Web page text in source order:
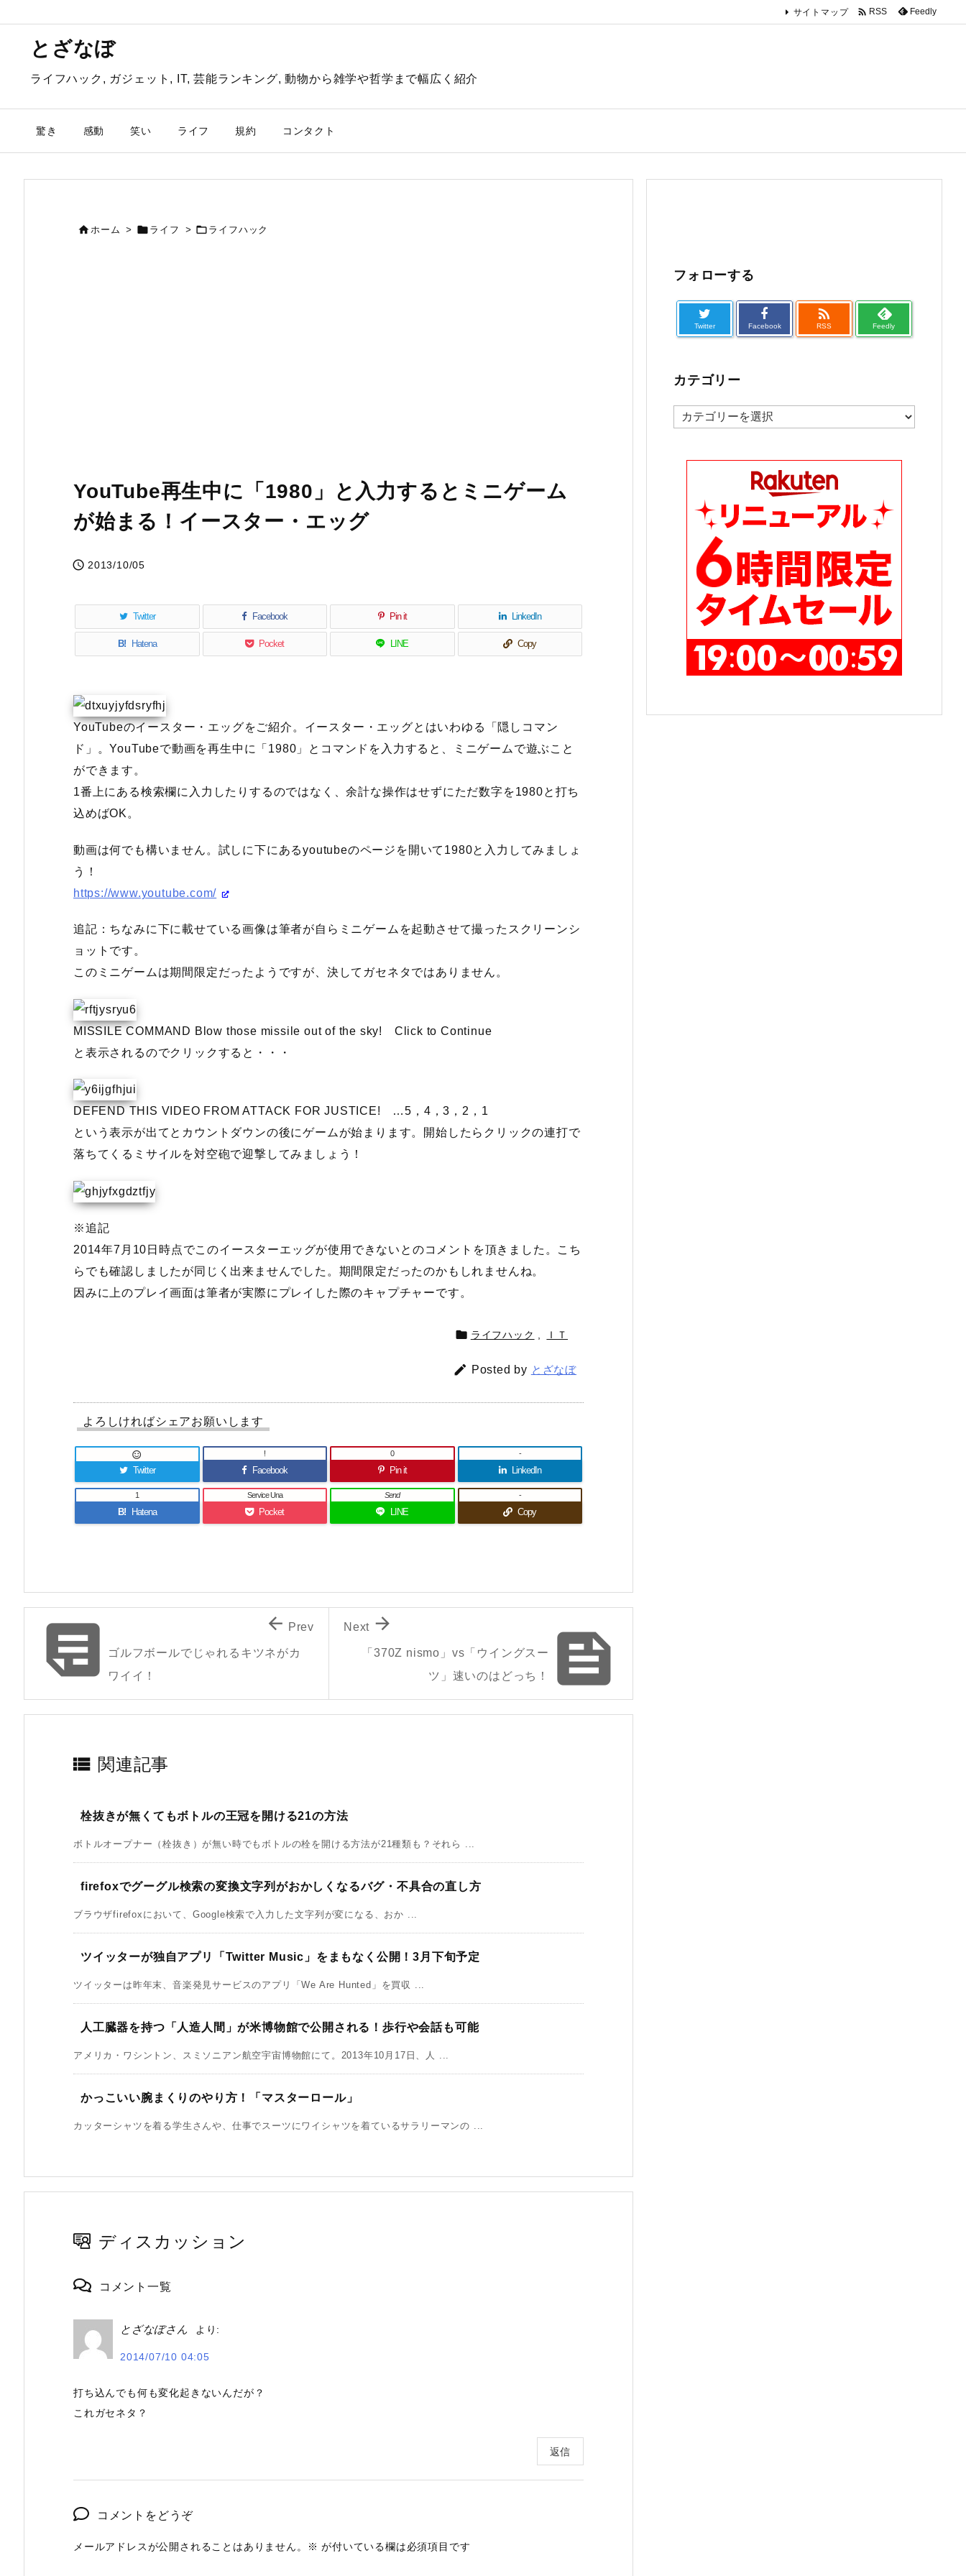
とざなぼ
ライフハック, ガジェット, IT, 芸能ランキング, 動物から雑学や哲学まで幅広く紹介
驚き 感動 笑い ライフ 規約 コンタクト
サイトマップ  RSS Feedly
ホーム >  ライフ >  ライフハック
YouTube再生中に「1980」と入力するとミニゲーム
が始まる！イースター・エッグ
 2013/10/05
Twitter Facebook Pin it LinkedIn
B! Hatena Pocket LINE Copy
YouTubeのイースター・エッグをご紹介。イースター・エッグとはいわゆる「隠しコマン
ド」。YouTubeで動画を再生中に「1980」とコマンドを入力すると、ミニゲームで遊ぶこと
ができます。
1番上にある検索欄に入力したりするのではなく、余計な操作はせずにただ数字を1980と打ち
込めばOK。
動画は何でも構いません。試しに下にあるyoutubeのページを開いて1980と入力してみましょ
う！
https://www.youtube.com/
追記：ちなみに下に載せている画像は筆者が自らミニゲームを起動させて撮ったスクリーンシ
ョットです。
このミニゲームは期間限定だったようですが、決してガセネタではありません。
MISSILE COMMAND Blow those missile out of the sky! Click to Continue
と表示されるのでクリックすると・・・
DEFEND THIS VIDEO FROM ATTACK FOR JUSTICE! …5，4，3，2，1
という表示が出てとカウントダウンの後にゲームが始まります。開始したらクリックの連打で
落ちてくるミサイルを対空砲で迎撃してみましょう！
※追記
2014年7月10日時点でこのイースターエッグが使用できないとのコメントを頂きました。こち
らでも確認しましたが同じく出来ませんでした。期間限定だったのかもしれませんね。
因みに上のプレイ画面は筆者が実際にプレイした際のキャプチャーです。
 ライフハック ＩＴ
 Posted by とざなぼ
よろしければシェアお願いします
Twitter

Facebook
!
Pin it
0
LinkedIn
-
B! Hatena
1
Pocket
Service Una
LINE
Send
Copy
-

「370Z nismo」vs「ウイングスー
ツ」速いのはどっち！

Next

ゴルフボールでじゃれるキツネがカ
ワイイ！
 Prev
 関連記事
栓抜きが無くてもボトルの王冠を開ける21の方法
ボトルオープナー（栓抜き）が無い時でもボトルの栓を開ける方法が21種類も？それら ...
firefoxでグーグル検索の変換文字列がおかしくなるバグ・不具合の直し方
ブラウザfirefoxにおいて、Google検索で入力した文字列が変になる、おか ...
ツイッターが独自アプリ「Twitter Music」をまもなく公開！3月下旬予定
ツイッターは昨年末、音楽発見サービスのアプリ「We Are Hunted」を買収 ...
人工臓器を持つ「人造人間」が米博物館で公開される！歩行や会話も可能
アメリカ・ワシントン、スミソニアン航空宇宙博物館にて。2013年10月17日、人 ...
かっこいい腕まくりのやり方！「マスターロール」
カッターシャツを着る学生さんや、仕事でスーツにワイシャツを着ているサラリーマンの ...
ディスカッション
コメント一覧
とざなぼさん より:
2014/07/10 04:05
打ち込んでも何も変化起きないんだが？
これガセネタ？
返信
コメントをどうぞ
メールアドレスが公開されることはありません。 ※ が付いている欄は必須項目です
フォローする
Twitter Facebook

RSS Feedly
カテゴリー
カ